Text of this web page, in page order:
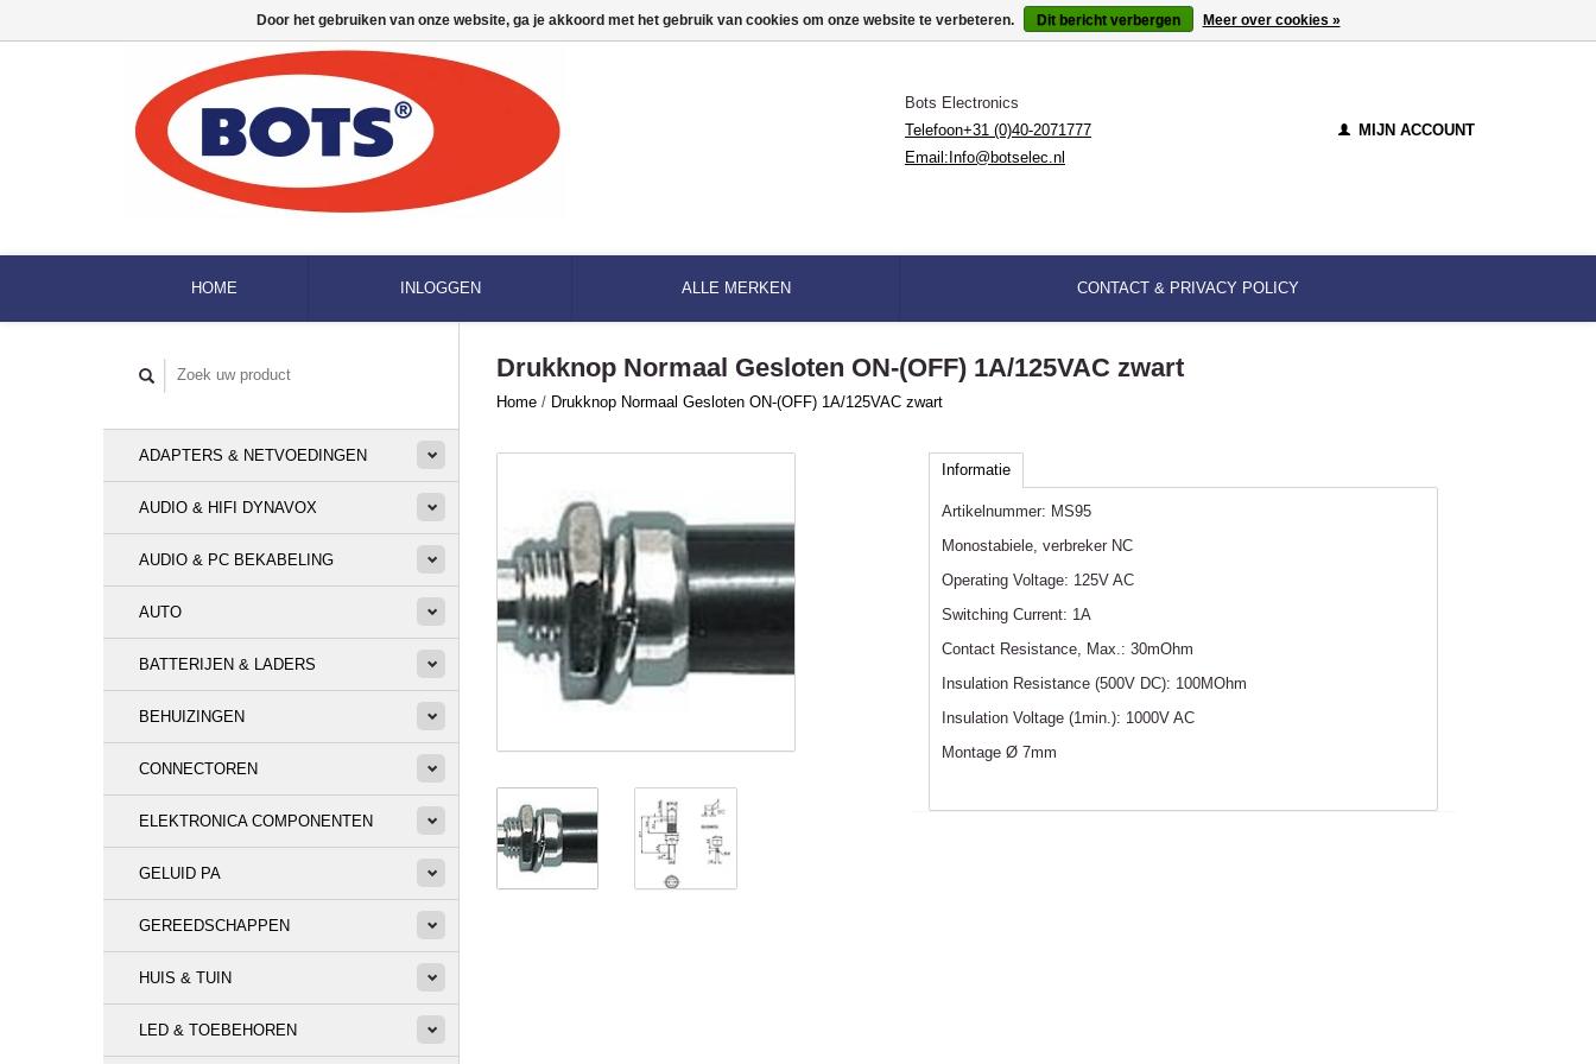
Bots Electronics
Telefoon+31 (0)40-2071777
Email: Info@botselec.nl
MIJN ACCOUNT
HOME INLOGGEN ALLE MERKEN CONTACT & PRIVACY POLICY
ADAPTERS & NETVOEDINGEN
AUDIO & HIFI DYNAVOX
AUDIO & PC BEKABELING
AUTO
BATTERIJEN & LADERS
BEHUIZINGEN
CONNECTOREN
ELEKTRONICA COMPONENTEN
GELUID PA
GEREEDSCHAPPEN
HUIS & TUIN
LED & TOEBEHOREN
Drukknop Normaal Gesloten ON-(OFF) 1A/125VAC zwart
Home / Drukknop Normaal Gesloten ON-(OFF) 1A/125VAC zwart
Informatie
Artikelnummer: MS95
Monostabiele, verbreker NC
Operating Voltage: 125V AC
Switching Current: 1A
Contact Resistance, Max.: 30mOhm
Insulation Resistance (500V DC): 100MOhm
Insulation Voltage (1min.): 1000V AC
Montage Ø 7mm
Door het gebruiken van onze website, ga je akkoord met het gebruik van cookies om onze website te verbeteren. Dit bericht verbergen Meer over cookies »